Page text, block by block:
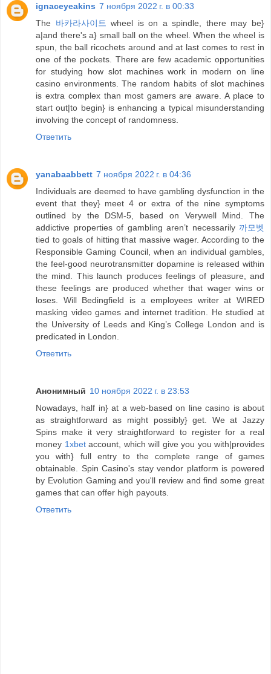
ignaceyeakins 7 ноября 2022 г. в 00:33
The 바카라사이트 wheel is on a spindle, there may be}
a|and there's a} small ball on the wheel. When the wheel is
spun, the ball ricochets around and at last comes to rest in
one of the pockets. There are few academic opportunities
for studying how slot machines work in modern on line
casino environments. The random habits of slot machines
is extra complex than most gamers are aware. A place to
start out|to begin} is enhancing a typical misunderstanding
involving the concept of randomness.
Ответить
yanabaabbett 7 ноября 2022 г. в 04:36
Individuals are deemed to have gambling dysfunction in the
event that they} meet 4 or extra of the nine symptoms
outlined by the DSM-5, based on Verywell Mind. The
addictive properties of gambling aren’t necessarily 까모벳
tied to goals of hitting that massive wager. According to the
Responsible Gaming Council, when an individual gambles,
the feel-good neurotransmitter dopamine is released within
the mind. This launch produces feelings of pleasure, and
these feelings are produced whether that wager wins or
loses. Will Bedingfield is a employees writer at WIRED
masking video games and internet tradition. He studied at
the University of Leeds and King’s College London and is
predicated in London.
Ответить
Анонимный 10 ноября 2022 г. в 23:53
Nowadays, half in} at a web-based on line casino is about
as straightforward as might possibly} get. We at Jazzy
Spins make it very straightforward to register for a real
money 1xbetaccount, which will give you you with|provides
you with} full entry to the complete range of games
obtainable. Spin Casino's stay vendor platform is powered
by Evolution Gaming and you'll review and find some great
games that can offer high payouts.
Ответить